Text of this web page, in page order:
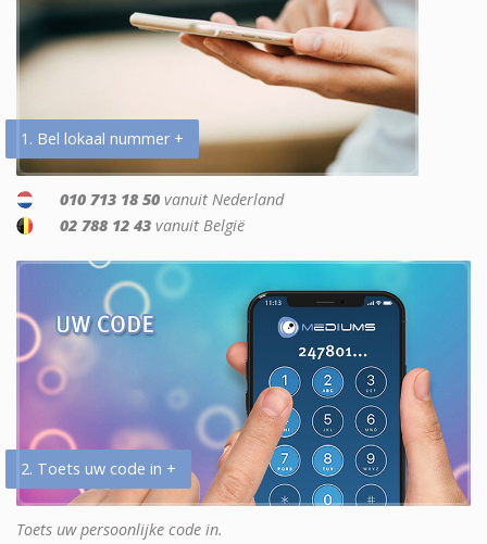
1. Bel lokaal nummer +
010 713 18 50 vanuit Nederland
02 788 12 43 vanuit België
2. Toets uw code in +
Toets uw persoonlijke code in.